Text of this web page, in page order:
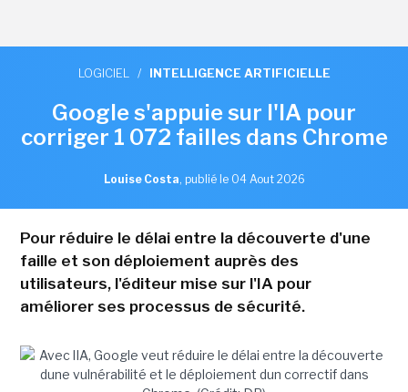
LOGICIEL / INTELLIGENCE ARTIFICIELLE
Google s'appuie sur l'IA pour
corriger 1 072 failles dans Chrome
Louise Costa, publié le 04 Aout 2026
Pour réduire le délai entre la découverte d'une
faille et son déploiement auprès des
utilisateurs, l'éditeur mise sur l'IA pour
améliorer ses processus de sécurité.